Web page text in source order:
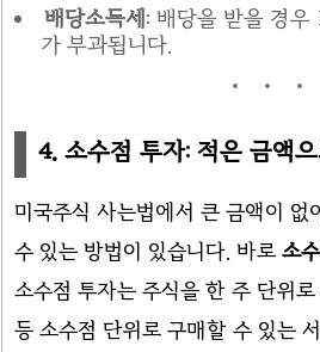
배당소득세: 배당을 받을 경우
가 부과됩니다.
4. 소수점 투자: 적은 금액
미국주식 사는법에서 큰 금액이 없
수 있는 방법이 있습니다. 바로 소
소수점 투자는 주식을 한 주 단위
등 소수점 단위로 구매할 수 있는